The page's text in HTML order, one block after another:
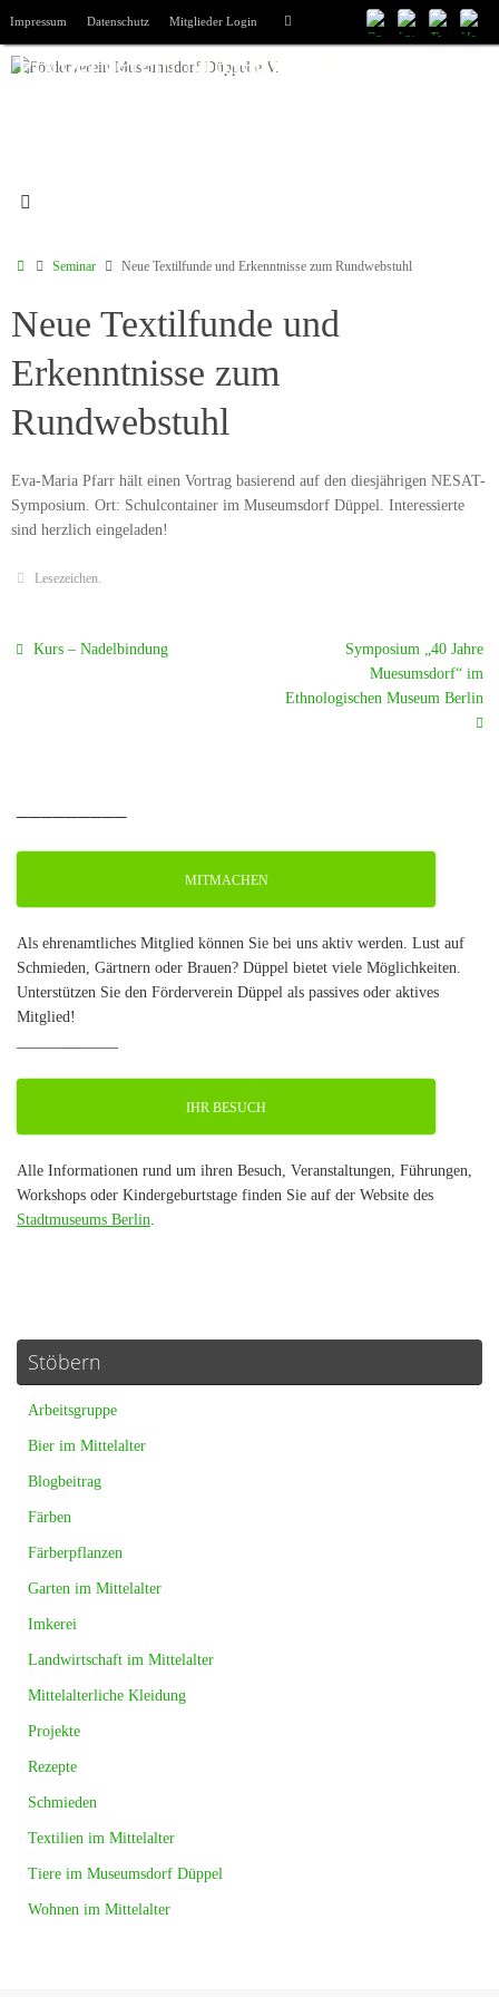
springen
Impressum Datenschutz Mitglieder Login Suchen
Förderverein Museumsdorf Düppel
StartSeminar Neue Textilfunde und Erkenntnisse zum Rundwebstuhl
Neue Textilfunde und
Erkenntnisse zum
Rundwebstuhl
Eva-Maria Pfarr hält einen Vortrag basierend auf den diesjährigen NESAT-
Symposium. Ort: Schulcontainer im Museumsdorf Düppel. Interessierte
sind herzlich eingeladen!
Lesezeichen
Kurs – Nadelbindung
Symposium „40 Jahre
Muesumsdorf“ im
Ethnologischen Museum Berlin
MITMACHEN
Als ehrenamtliches Mitglied können Sie bei uns aktiv werden. Lust auf
Schmieden, Gärtnern oder Brauen? Düppel bietet viele Möglichkeiten.
Unterstützen Sie den Förderverein Düppel als passives oder aktives
Mitglied!
IHR BESUCH
Alle Informationen rund um ihren Besuch, Veranstaltungen, Führungen,
Workshops oder Kindergeburtstage finden Sie auf der Website des
Stadtmuseums Berlin
Stöbern
Arbeitsgruppe
Bier im Mittelalter
Blogbeitrag
Färben
Färberpflanzen
Garten im Mittelalter
Imkerei
Landwirtschaft im Mittelalter
Mittelalterliche Kleidung
Projekte
Rezepte
Schmieden
Textilien im Mittelalter
Tiere im Museumsdorf Düppel
Wohnen im Mittelalter